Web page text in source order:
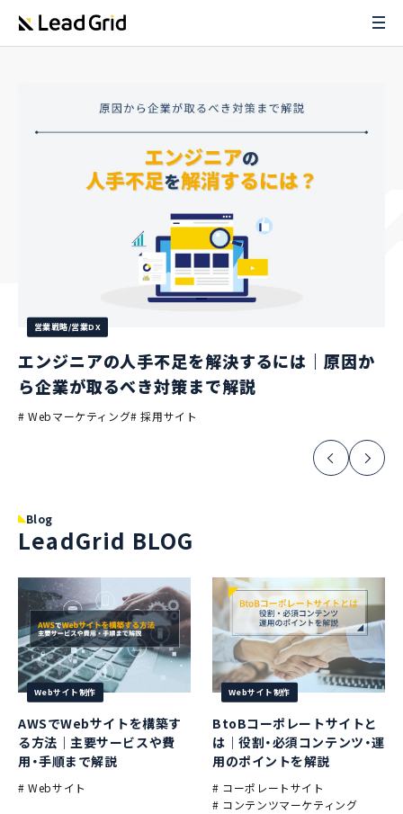
営業戦略/営業DX
エンジニアの人手不足を解決するには｜原因か
ら企業が取るべき対策まで解説
# Webマーケティング# 採用サイト
Blog
LeadGrid BLOG
Webサイト制作
AWSでWebサイトを構築す
る方法｜主要サービスや費
用・手順まで解説
# Webサイト
Webサイト制作
BtoBコーポレートサイトと
は｜役割・必須コンテンツ・運
用のポイントを解説
# コーポレートサイト
# コンテンツマーケティング